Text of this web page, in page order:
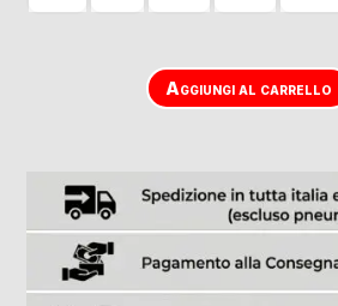
Aggiungi al carrello